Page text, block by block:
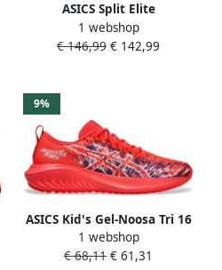
ASICS Split Elite
Stalschoenen Rood
Ventilerend Flexibele zool
1 webshop
€ 146,99 € 142,99
9%
ASICS Kid's Gel-Noosa Tri 16
GS Hardloopschoenen rood
1 webshop
€ 68,11 € 61,31